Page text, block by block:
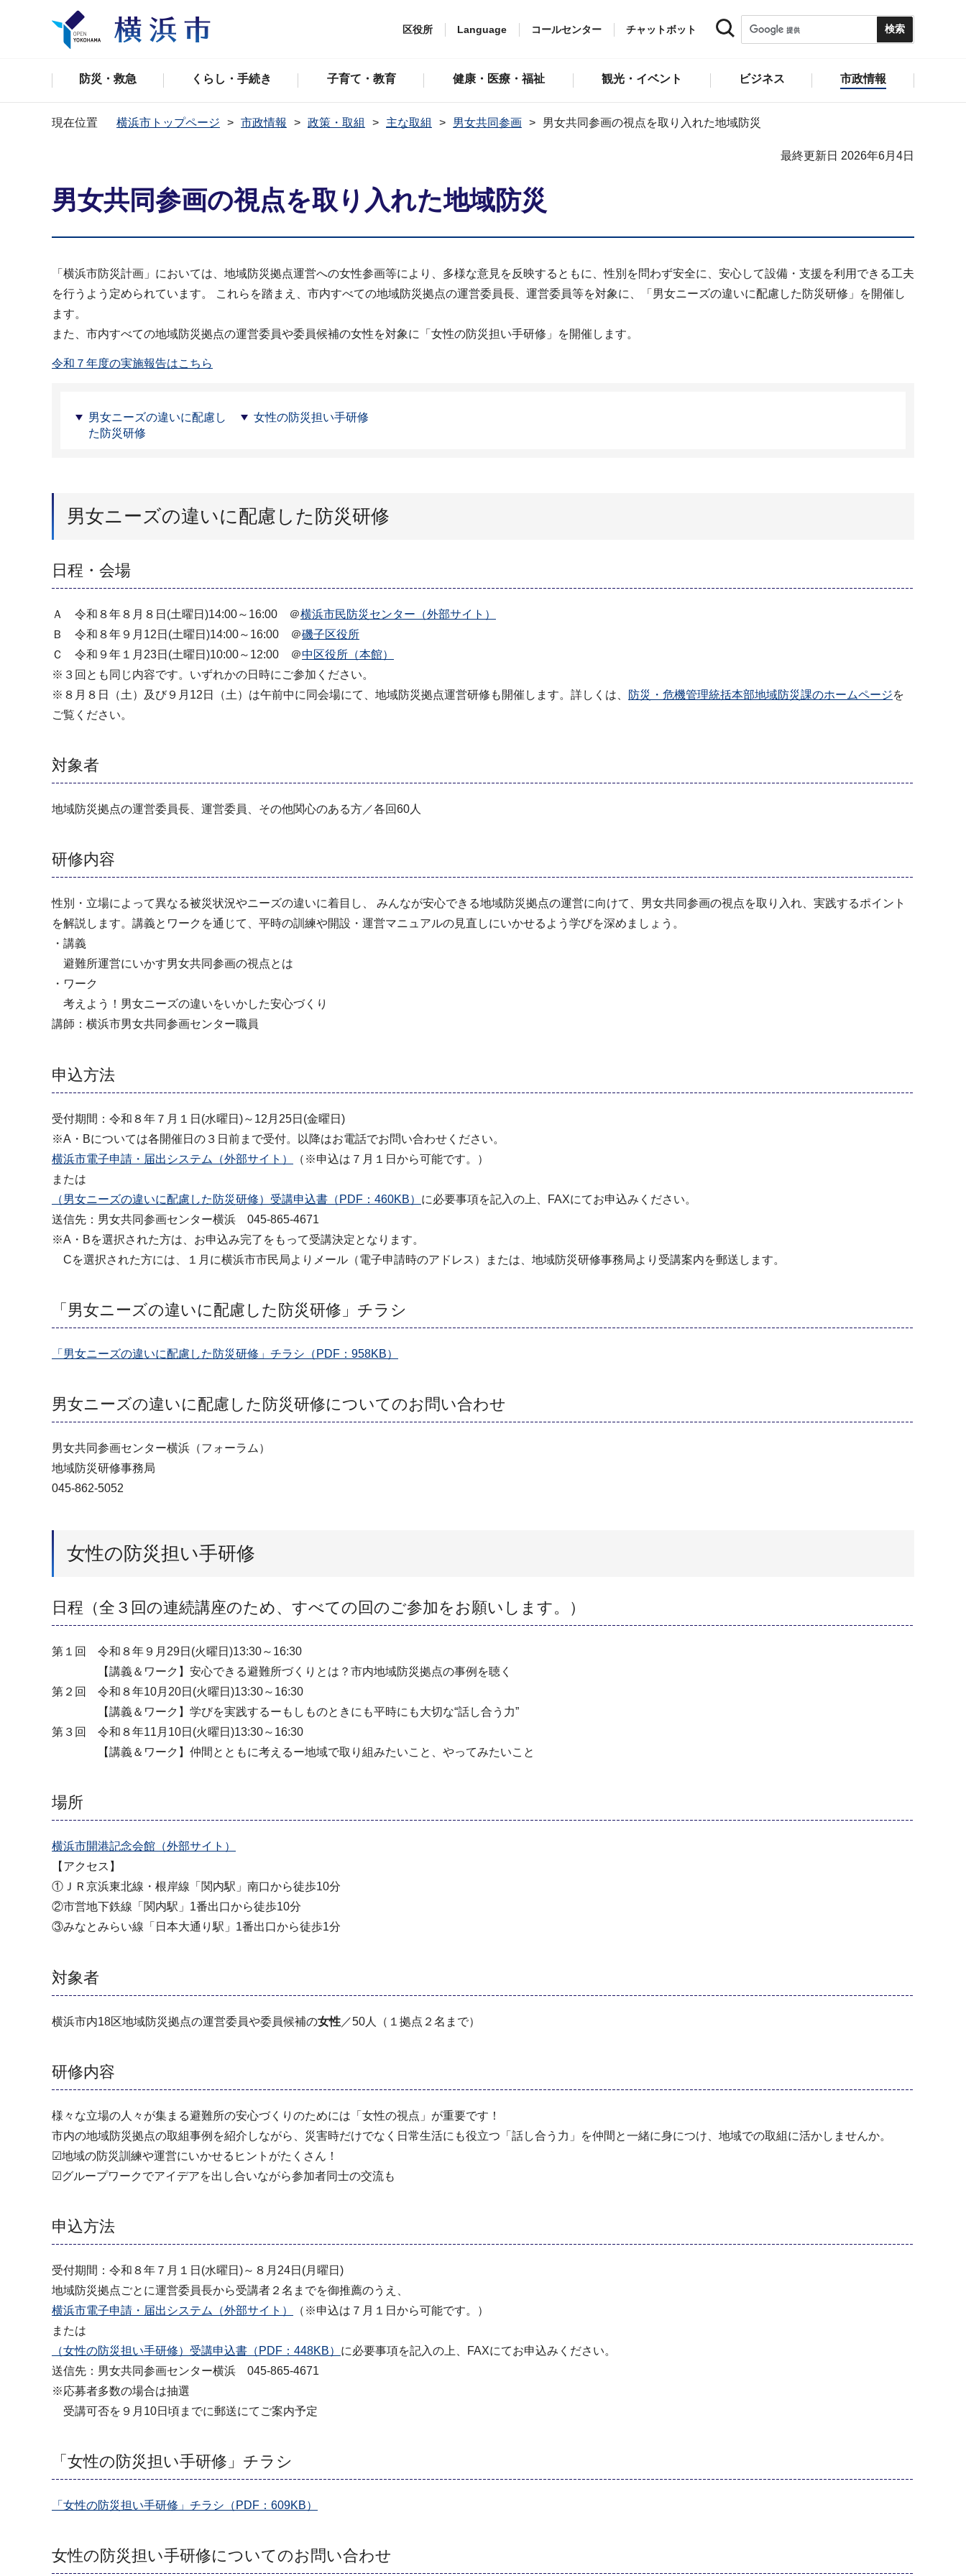
区役所 Language コールセンター チャットボット
防災・救急 くらし・手続き 子育て・教育 健康・医療・福祉 観光・イベント ビジネス 市政情報
現在位置 横浜市トップページ 市政情報 政策・取組 主な取組 男女共同参画 男女共同参画の視点を取り入れた地域防災
最終更新日 2026年6月4日
男女共同参画の視点を取り入れた地域防災
「横浜市防災計画」においては、地域防災拠点運営への女性参画等により、多様な意見を反映するともに、性別を問わず安全に、安心して設備・支援を利用できる工夫
を行うよう定められています。 これらを踏まえ、市内すべての地域防災拠点の運営委員長、運営委員等を対象に、「男女ニーズの違いに配慮した防災研修」を開催し
ます。
また、市内すべての地域防災拠点の運営委員や委員候補の女性を対象に「女性の防災担い手研修」を開催します。
令和７年度の実施報告はこちら
男女ニーズの違いに配慮し
た防災研修
女性の防災担い手研修
男女ニーズの違いに配慮した防災研修
日程・会場
Ａ 令和８年８月８日(土曜日)14:00～16:00 ＠横浜市民防災センター（外部サイト）
Ｂ 令和８年９月12日(土曜日)14:00～16:00 ＠磯子区役所
Ｃ 令和９年１月23日(土曜日)10:00～12:00 ＠中区役所（本館）
※３回とも同じ内容です。いずれかの日時にご参加ください。
※８月８日（土）及び９月12日（土）は午前中に同会場にて、地域防災拠点運営研修も開催します。詳しくは、
防災・危機管理統括本部地域防災課のホームページを
ご覧ください。
対象者
地域防災拠点の運営委員長、運営委員、その他関心のある方／各回60人
研修内容
性別・立場によって異なる被災状況やニーズの違いに着目し、 みんなが安心できる地域防災拠点の運営に向けて、男女共同参画の視点を取り入れ、実践するポイント
を解説します。講義とワークを通じて、平時の訓練や開設・運営マニュアルの見直しにいかせるよう学びを深めましょう。
・講義
避難所運営にいかす男女共同参画の視点とは
・ワーク
考えよう！男女ニーズの違いをいかした安心づくり
講師：横浜市男女共同参画センター職員
申込方法
受付期間：令和８年７月１日(水曜日)～12月25日(金曜日)
※A・Bについては各開催日の３日前まで受付。以降はお電話でお問い合わせください。
横浜市電子申請・届出システム（外部サイト）
（※申込は７月１日から可能です。）
または
（男女ニーズの違いに配慮した防災研修）受講申込書（PDF：460KB） に必要事項を記入の上、FAXにてお申込みください。
送信先：男女共同参画センター横浜 045-865-4671
※A・Bを選択された方は、お申込み完了をもって受講決定となります。
Cを選択された方には、１月に横浜市市民局よりメール（電子申請時のアドレス）または、地域防災研修事務局より受講案内を郵送します。
「男女ニーズの違いに配慮した防災研修」チラシ
「男女ニーズの違いに配慮した防災研修」チラシ（PDF：958KB）
男女ニーズの違いに配慮した防災研修についてのお問い合わせ
男女共同参画センター横浜（フォーラム）
地域防災研修事務局
045-862-5052
女性の防災担い手研修
日程（全３回の連続講座のため、すべての回のご参加をお願いします。）
第１回 令和８年９月29日(火曜日)13:30～16:30
【講義＆ワーク】安心できる避難所づくりとは？市内地域防災拠点の事例を聴く
第２回 令和８年10月20日(火曜日)13:30～16:30
【講義＆ワーク】学びを実践するーもしものときにも平時にも大切な“話し合う力”
第３回 令和８年11月10日(火曜日)13:30～16:30
【講義＆ワーク】仲間とともに考えるー地域で取り組みたいこと、やってみたいこと
場所
横浜市開港記念会館（外部サイト）
【アクセス】
①ＪＲ京浜東北線・根岸線「関内駅」南口から徒歩10分
②市営地下鉄線「関内駅」1番出口から徒歩10分
③みなとみらい線「日本大通り駅」1番出口から徒歩1分
対象者
横浜市内18区地域防災拠点の運営委員や委員候補の女性 ／50人（１拠点２名まで）
研修内容
様々な立場の人々が集まる避難所の安心づくりのためには「女性の視点」が重要です！
市内の地域防災拠点の取組事例を紹介しながら、災害時だけでなく日常生活にも役立つ「話し合う力」を仲間と一緒に身につけ、地域での取組に活かしませんか。
☑地域の防災訓練や運営にいかせるヒントがたくさん！
☑グループワークでアイデアを出し合いながら参加者同士の交流も
申込方法
受付期間：令和８年７月１日(水曜日)～８月24日(月曜日)
地域防災拠点ごとに運営委員長から受講者２名までを御推薦のうえ、
横浜市電子申請・届出システム（外部サイト）
（※申込は７月１日から可能です。）
または
（女性の防災担い手研修）受講申込書（PDF：448KB） に必要事項を記入の上、FAXにてお申込みください。
送信先：男女共同参画センター横浜 045-865-4671
※応募者多数の場合は抽選
受講可否を９月10日頃までに郵送にてご案内予定
「女性の防災担い手研修」チラシ
「女性の防災担い手研修」チラシ（PDF：609KB）
女性の防災担い手研修についてのお問い合わせ